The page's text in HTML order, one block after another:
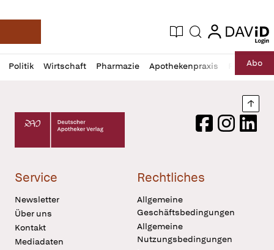
Deutsche Apotheker Zeitung
Aktuelle Ausgabe
Suche login
login
Politik Wirtschaft Pharmazie Apothekenpraxis RechtAbo
Profil
öffnen
Daz
Pur
Deutscher Apotheker Verlag Logo
FacebookInstagram
Service
Newsletter
Über uns
Kontakt
Mediadaten
Rechtliches
Allgemeine
Geschäftsbedingungen
Allgemeine
Nutzungsbedingungen